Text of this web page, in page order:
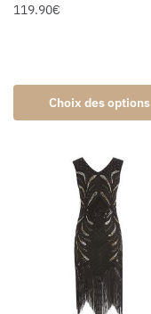
119.90€
Choix des options